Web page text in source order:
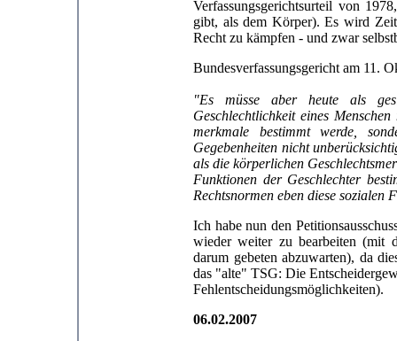
Verfassungsgerichtsurteil von
gibt, als dem Körper). Es wird
Recht zu kämpfen - und zwar
Bundesverfassungsgericht am 11.
"Es müsse aber heute als
Geschlechtlichkeit eines
merkmale bestimmt werde,
Gegebenheiten nicht
als die körperlichen
Funktionen der Geschlechter
Rechtsnormen eben diese sozialen
Ich habe nun den
wieder weiter zu bearbeiten (mit
darum gebeten abzuwarten), da
das "alte" TSG: Die
Fehlentscheidungsmöglichkeiten).
06.02.2007